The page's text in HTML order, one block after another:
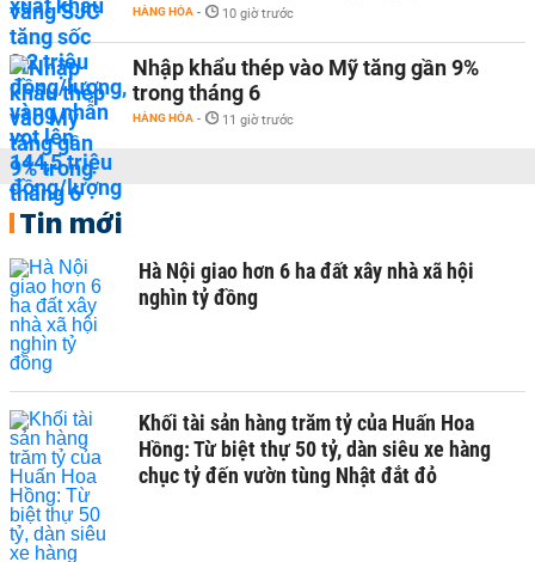
HÀNG HÓA - 10 giờ trước
Nhập khẩu thép vào Mỹ tăng gần 9%
trong tháng 6
HÀNG HÓA - 11 giờ trước
Tin mới
Hà Nội giao hơn 6 ha đất xây nhà xã hội
nghìn tỷ đồng
Khối tài sản hàng trăm tỷ của Huấn Hoa
Hồng: Từ biệt thự 50 tỷ, dàn siêu xe hàng
chục tỷ đến vườn tùng Nhật đắt đỏ